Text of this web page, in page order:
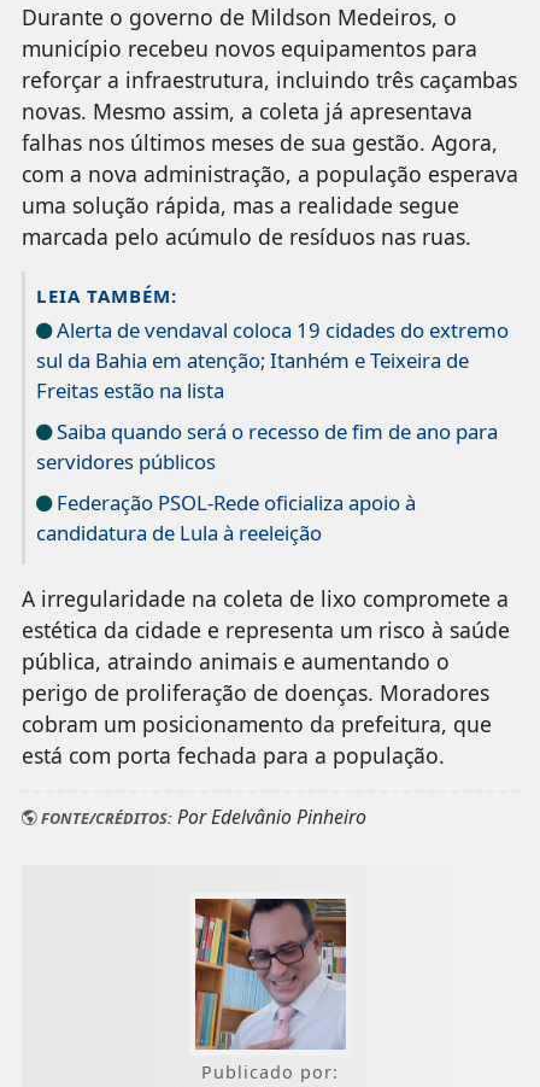
Durante o governo de Mildson Medeiros, o
município recebeu novos equipamentos para
reforçar a infraestrutura, incluindo três caçambas
novas. Mesmo assim, a coleta já apresentava
falhas nos últimos meses de sua gestão. Agora,
com a nova administração, a população esperava
uma solução rápida, mas a realidade segue
marcada pelo acúmulo de resíduos nas ruas.
LEIA TAMBÉM:
Alerta de vendaval coloca 19 cidades do extremo
sul da Bahia em atenção; Itanhém e Teixeira de
Freitas estão na lista
Saiba quando será o recesso de fim de ano para
servidores públicos
Federação PSOL-Rede oficializa apoio à
candidatura de Lula à reeleição
A irregularidade na coleta de lixo compromete a
estética da cidade e representa um risco à saúde
pública, atraindo animais e aumentando o
perigo de proliferação de doenças. Moradores
cobram um posicionamento da prefeitura, que
está com porta fechada para a população.
FONTE/CRÉDITOS:Por Edelvânio Pinheiro
Publicado por: